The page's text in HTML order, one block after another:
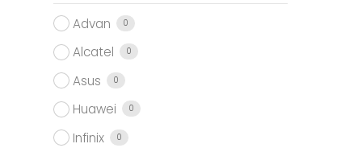
Advan 0
Alcatel 0
Asus 0
Huawei 0
Infinix 0